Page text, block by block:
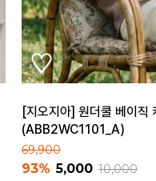
[이월][올젠] 와펜 프린팅
(ZPC2TR1505)
39,000
87% 5,000 15,000